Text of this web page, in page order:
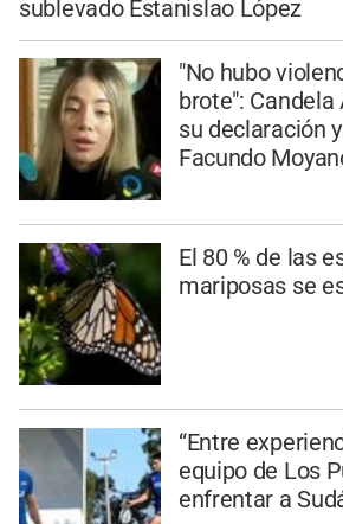
sublevado Estanislao López
"No hubo
brote":
su declaración
Facundo
El 80 % de las
mariposas se
“Entre
equipo de Los
enfrentar a